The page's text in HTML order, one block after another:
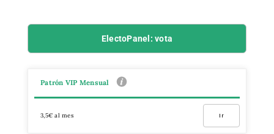
ElectoPanel: vota
Patrón VIP Mensual
3,5€ al mes Ir